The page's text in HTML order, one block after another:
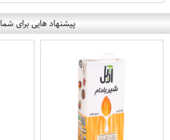
پیشنهاد هایی برای شما